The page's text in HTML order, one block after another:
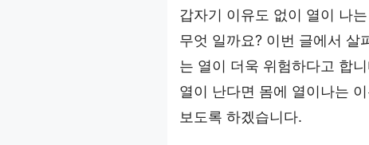
갑자기 이유도 없이 열이 나
무엇 일까요? 이번 글에서 살
는 열이 더욱 위험하다고 합
열이 난다면 몸에 열이나는
보도록 하겠습니다.